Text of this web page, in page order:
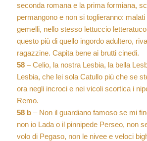
seconda romana e la prima formiana,
permangono e non si toglieranno:
gemelli, nello stesso lettuccio
questo più di quello ingordo adultero,
ragazzine. Capita bene ai brutti cinedi.
58– Celio, la nostra Lesbia, la bella
Lesbia, che lei sola Catullo più che se
ora negli incroci e nei vicoli scortica i
Remo.
58 b– Non il guardiano famoso se mi
non io Lada o il pinnipede Perseo, non
volo di Pegaso, non le nivee e veloci